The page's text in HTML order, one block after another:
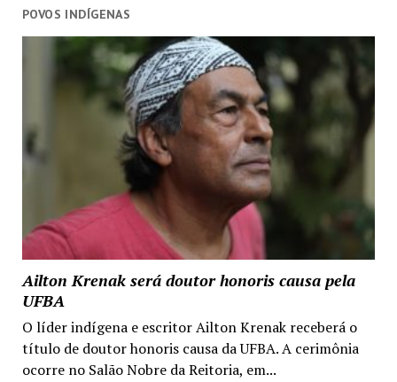
POVOS INDÍGENAS
Ailton Krenak será doutor honoris causa pela
UFBA
O líder indígena e escritor Ailton Krenak receberá o
título de doutor honoris causa da UFBA. A cerimônia
ocorre no Salão Nobre da Reitoria, em...